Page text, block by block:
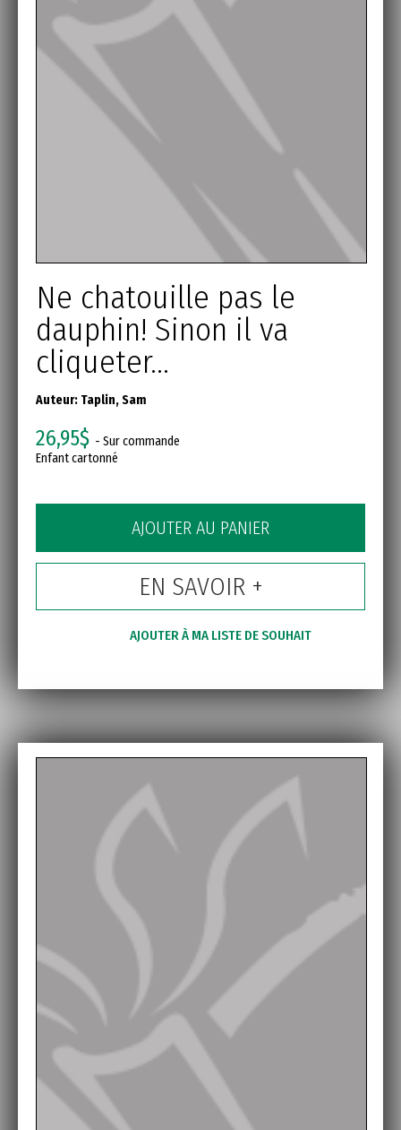
Ne chatouille pas le
dauphin! Sinon il va
cliqueter...
Auteur: Taplin, Sam
26,95$ - Sur commande
Enfant cartonné
AJOUTER AU PANIER
EN SAVOIR +
AJOUTER À MA LISTE DE SOUHAIT